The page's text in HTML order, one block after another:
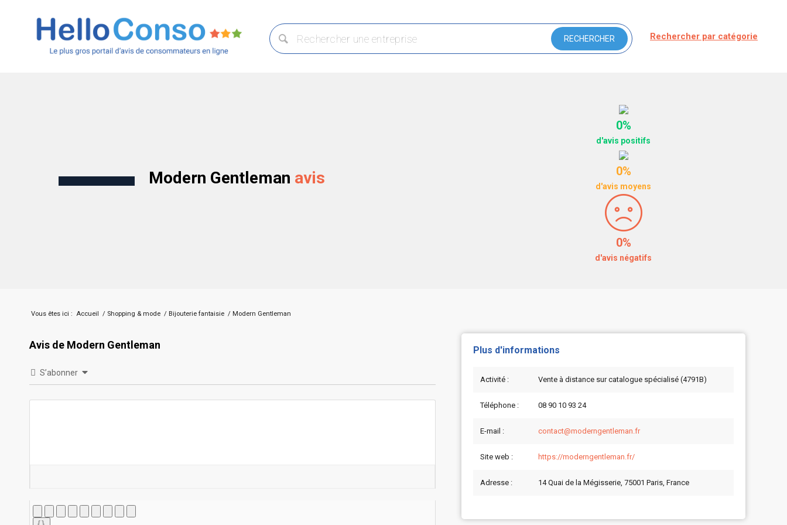
Rechercher par catégorie
Modern Gentleman avis
0%
d'avis positifs
0%
d'avis moyens
0%
d'avis négatifs
Vous êtes ici : Accueil / Shopping & mode / Bijouterie fantaisie / Modern Gentleman
Avis de Modern Gentleman
S’abonner
Plus d'informations
Activité : Vente à distance sur catalogue spécialisé (4791B)
Téléphone : 08 90 10 93 24
E-mail : contact@moderngentleman.fr
Site web : https://moderngentleman.fr/
Adresse : 14 Quai de la Mégisserie, 75001 Paris, France